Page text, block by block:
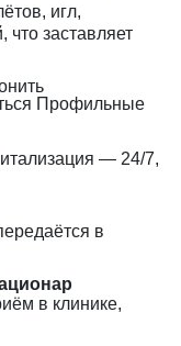
игл,
заставляет
Профильные
— 24/7,
в
в клинике,